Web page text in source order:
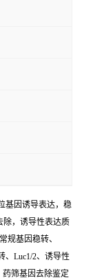
基因诱导表达，稳
除，诱导性表达质
规基因稳转、
、Luc1/2、诱导性
筛基因去除鉴定